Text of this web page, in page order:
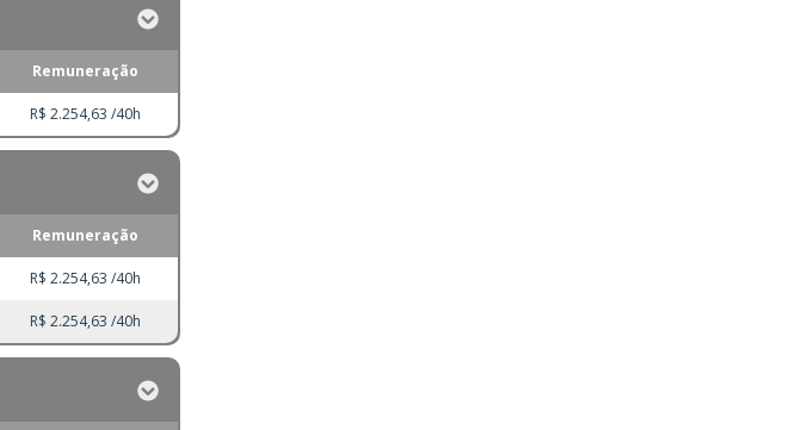
Remuneração
R$ 2.254,63 /40h
Remuneração
R$ 2.254,63 /40h
R$ 2.254,63 /40h